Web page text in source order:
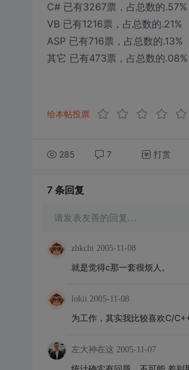
C# 已有3267票，占总数的.57%
VB 已有1216票，占总数的.21%
ASP 已有716票，占总数的.13%
其它 已有473票，占总数的.08%
给本帖投票
285 7 打赏
7 条回复
请发表友善的回复…
zhkchi 2005-11-08
就是觉得c那一套很烦人。
lokii 2005-11-08
为工作，其实我比较喜欢C/
左大神在这 2005-11-07